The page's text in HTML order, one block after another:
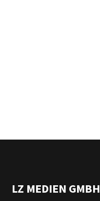
LZ MEDIEN GMBH